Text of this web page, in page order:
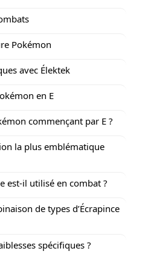
Pokémon
avec Élektek
en E
commençant par E ?
la plus emblématique
est-il utilisé en combat ?
de types d’Écrapince
spécifiques ?